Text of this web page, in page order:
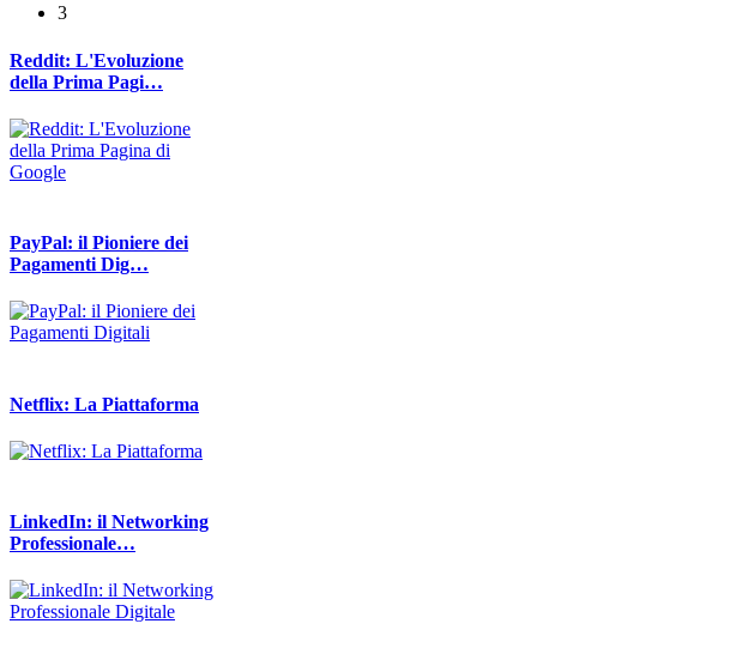
3
Reddit: L'Evoluzione
della Prima Pagi…
PayPal: il Pioniere dei
Pagamenti Dig…
Netflix: La Piattaforma
LinkedIn: il Networking
Professionale…